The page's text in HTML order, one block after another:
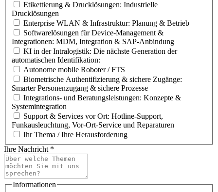
Etikettierung & Drucklösungen: Industrielle
Drucklösungen
Enterprise WLAN & Infrastruktur: Planung & Betrieb
Softwarelösungen für Device-Management &
Integrationen: MDM, Integration & SAP-Anbindung
KI in der Intralogistik: Die nächste Generation der
automatischen Identifikation:
Autonome mobile Roboter / FTS
Biometrische Authentifizierung & sichere Zugänge:
Smarter Personenzugang & sichere Prozesse
Integrations- und Beratungsleistungen: Konzepte &
Systemintegration
Support & Services vor Ort: Hotline-Support,
Funkausleuchtung, Vor-Ort-Service und Reparaturen
Ihr Thema / Ihre Herausforderung
Ihre Nachricht *
Informationen